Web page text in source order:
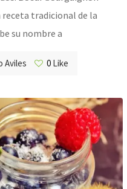
receta tradicional de la
su nombre a
Aviles 0Like